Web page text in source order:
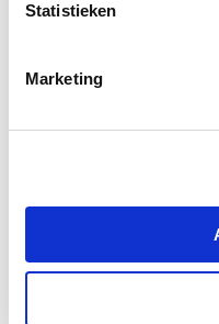
Statistieken
Marketing
Nieuws
Interesse in landbouw
aan
22/07/26
De belangstelling om een
volksvertegenwoordiger
minister van Landbouw Jo
Lees meer